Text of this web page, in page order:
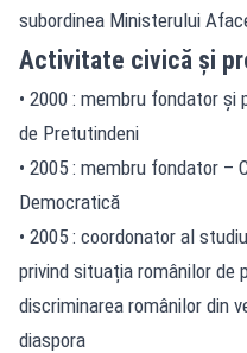
subordinea Ministerului
Activitate civică și
• 2000 : membru fondator și
de Pretutindeni
• 2005 : membru fondator –
Democratică
• 2005 : coordonator al
privind situația românilor de
discriminarea românilor din
diaspora